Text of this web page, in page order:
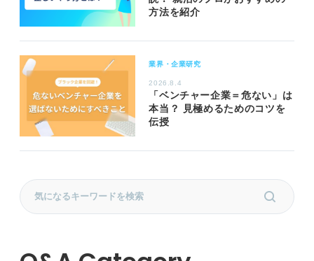
方法を紹介
業界・企業研究
2026.8.4
「ベンチャー企業＝危ない」は
本当？ 見極めるためのコツを
伝授